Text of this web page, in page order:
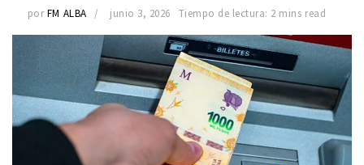
por FM ALBA junio 3, 2026 Tiempo de lectura: 2 mins read